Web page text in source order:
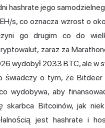
hashrate jego
s, co oznacza wzrost o
go drugim co do
zaraz za
wydobył 2033 BTC, ale w
świadczy o tym, że Bitdeer
wydobywa, aby
skarbca Bitcoinów, jak
jest hashrate i